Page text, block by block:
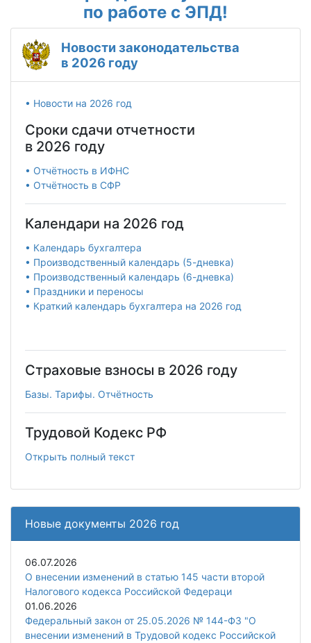
по работе с ЭПД!
Новости законодательства
в 2026 году
• Новости на 2026 год
Сроки сдачи отчетности
в 2026 году
• Отчётность в ИФНС
• Отчётность в СФР
Календари на 2026 год
• Календарь бухгалтера
• Производственный календарь (5-дневка)
• Производственный календарь (6-дневка)
• Праздники и переносы
• Краткий календарь бухгалтера на 2026 год
Страховые взносы в 2026 году
Базы. Тарифы. Отчётность
Трудовой Кодекс РФ
Открыть полный текст
Новые документы 2026 год
06.07.2026
О внесении изменений в статью 145 части второй
Налогового кодекса Российской Федераци
01.06.2026
Федеральный закон от 25.05.2026 № 144-ФЗ "О
внесении изменений в Трудовой кодекс Российской